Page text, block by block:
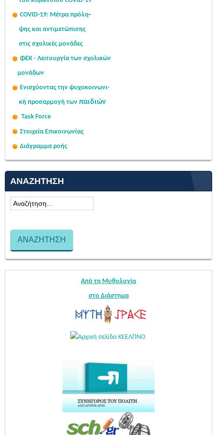
COVID-19: Μέτρα πρόλη-
ψης και αντιμετώπισης
στις σχολικές μονάδες
ΦΕΚ - Λειτουργία των σχολικών
μονάδων
Ενισχύοντας την ψυχοκοινωνι-
κή προσαρμογή των παιδιών
Task Force
Στοιχεία Επικοινωνίας
Διάγραμμα ροής
ΑΝΑΖΉΤΗΣΗ
Από τη Μυθολογία
στο Διάστημα